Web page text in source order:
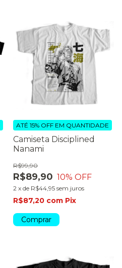
Camiseta Disciplined
Nanami
R$89,90
R$99,90
10% OFF
2 x de R$44,95 sem juros
ATÉ 15% OFF EM QUANTIDADE
R$87,20 com Pix
Comprar